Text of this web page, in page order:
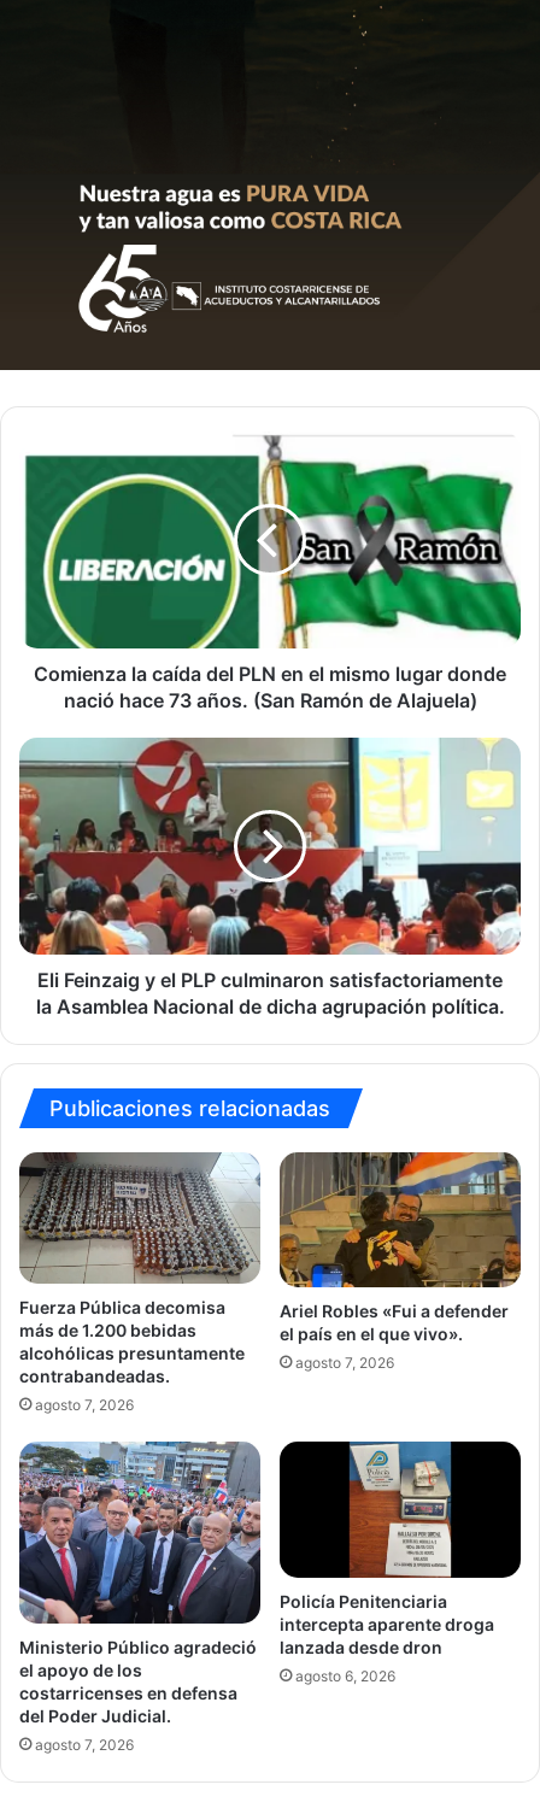
PLN
mismo
lugar
donde
73
años.
(San
Ramón
de
Alajuela)
Comienza la caída del PLN en el mismo lugar donde
nació hace 73 años. (San Ramón de Alajuela)
Eli
Feinzaig
y
el
PLP
culminaron
satisfactoriamente
la
Asamblea
Nacional
Eli Feinzaig y el PLP culminaron satisfactoriamente
la Asamblea Nacional de dicha agrupación política.
Publicaciones relacionadas
Fuerza Pública decomisa
más de 1.200 bebidas
alcohólicas presuntamente
contrabandeadas.
agosto 7, 2026
Ariel Robles «Fui a defender
el país en el que vivo».
agosto 7, 2026
Ministerio Público agradeció
el apoyo de los
costarricenses en defensa
del Poder Judicial.
agosto 7, 2026
Policía Penitenciaria
intercepta aparente droga
lanzada desde dron
agosto 6, 2026